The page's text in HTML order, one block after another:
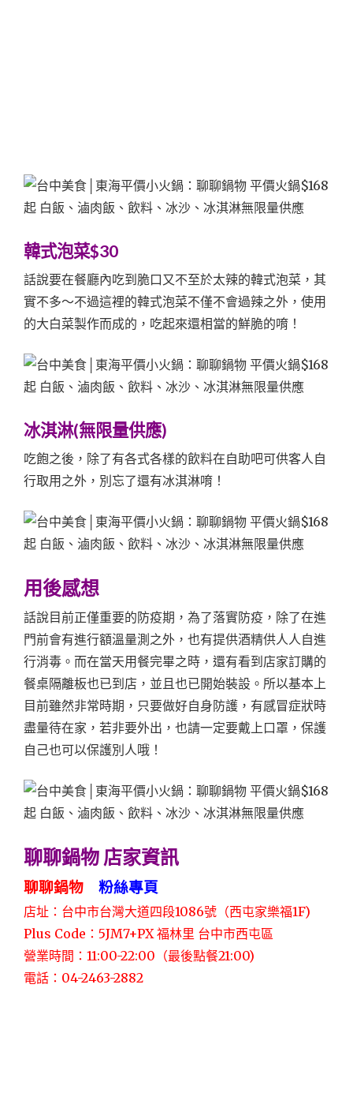
韓式泡菜$30
話說要在餐廳內吃到脆口又不至於太辣的韓式泡菜，其
實不多～不過這裡的韓式泡菜不僅不會過辣之外，使用
的大白菜製作而成的，吃起來還相當的鮮脆的唷！
冰淇淋(無限量供應)
吃飽之後，除了有各式各樣的飲料在自助吧可供客人自
行取用之外，別忘了還有冰淇淋唷！
用後感想
話說目前正僅重要的防疫期，為了落實防疫，除了在進
門前會有進行額溫量測之外，也有提供酒精供人人自進
行消毒。而在當天用餐完畢之時，還有看到店家訂購的
餐桌隔離板也已到店，並且也已開始裝設。所以基本上
目前雖然非常時期，只要做好自身防護，有感冒症狀時
盡量待在家，若非要外出，也請一定要戴上口罩，保護
自己也可以保護別人哦！
聊聊鍋物 店家資訊
聊聊鍋物 粉絲專頁
店址：台中市台灣大道四段1086號（西屯家樂福1F)
Plus Code：5JM7+PX 福林里 台中市西屯區
營業時間：11:00-22:00（最後點餐21:00)
電話：04-2463-2882